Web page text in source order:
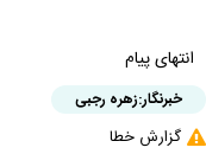
انتهای پیام
خبرنگار:زهره رجبی
گزارش خطا